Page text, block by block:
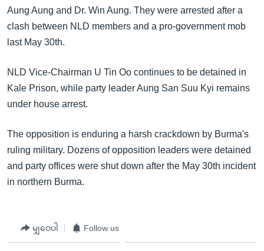
အ
ညွန်း
စာမျက်နှာ
ကျော်
ကြည့်
ရန်
ရန်
နေရာ
သို့
ကျော်
သုတပဒေသာ အင်္ဂလိပ်စာ
Learning English
ဘာသာစကားများ
Aung Aung and Dr. Win Aung. They were arrested after a
clash between NLD members and a pro-government mob
last May 30th.
NLD Vice-Chairman U Tin Oo continues to be detained in
Kale Prison, while party leader Aung San Suu Kyi remains
under house arrest.
The opposition is enduring a harsh crackdown by Burma's
ruling military. Dozens of opposition leaders were detained
and party offices were shut down after the May 30th incident
in northern Burma.
မျှဝေပါ Follow us